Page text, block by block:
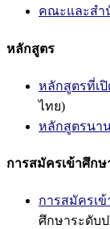
คณะและสำ
หลักสูตร
หลักสูตรที่เ
ไทย)
หลักสูตรนา
การสมัครเข้าศึกษ
การสมัครเ
ศึกษาระดั